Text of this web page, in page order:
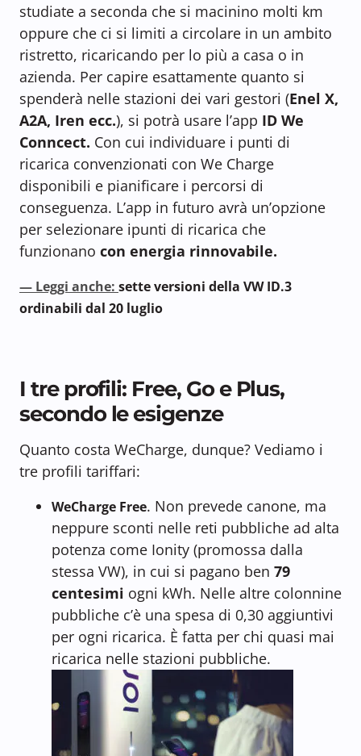
studiate a seconda che si macinino molti km
oppure che ci si limiti a circolare in un ambito
ristretto, ricaricando per lo più a casa o in
azienda. Per capire esattamente quanto si
spenderà nelle stazioni dei vari gestori (Enel X,
A2A, Iren ecc.), si potrà usare l’app ID We
Conncect. Con cui individuare i punti di
ricarica convenzionati con We Charge
disponibili e pianificare i percorsi di
conseguenza. L’app in futuro avrà un’opzione
per selezionare ipunti di ricarica che
funzionano con energia rinnovabile.
— Leggi anche: sette versioni della VW ID.3
ordinabili dal 20 luglio
I tre profili: Free, Go e Plus,
secondo le esigenze
Quanto costa WeCharge, dunque? Vediamo i
tre profili tariffari:
WeCharge Free. Non prevede canone, ma
neppure sconti nelle reti pubbliche ad alta
potenza come Ionity (promossa dalla
stessa VW), in cui si pagano ben 79
centesimi ogni kWh. Nelle altre colonnine
pubbliche c’è una spesa di 0,30 aggiuntivi
per ogni ricarica. È fatta per chi quasi mai
ricarica nelle stazioni pubbliche.